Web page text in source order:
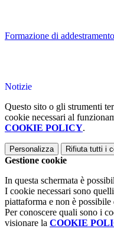
Formazione di
Notizie
Questo sito o gli strumenti
cookie necessari al
COOKIE POLICY.
Personalizza Rifiuta tutti i
Gestione cookie
In questa schermata è
I cookie necessari sono
piattaforma e non è
Per conoscere quali sono i
visionare la COOKIE